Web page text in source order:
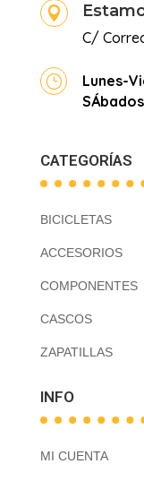

C/
} Lunes-
CATEGORÍAS
BICICLETAS
ACCESORIOS
COMPONENTES
CASCOS
ZAPATILLAS
INFO
MI CUENTA